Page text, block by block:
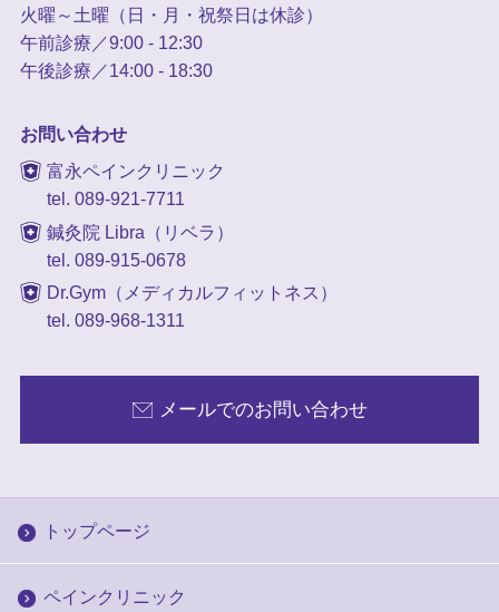
火曜～土曜（日・月・祝祭日は休診）
午前診療／9:00 - 12:30
午後診療／14:00 - 18:30
お問い合わせ
富永ペインクリニック
tel. 089-921-7711
鍼灸院 Libra（リベラ）
tel. 089-915-0678
Dr.Gym（メディカルフィットネス）
tel. 089-968-1311
メールでのお問い合わせ
トップページ
ペインクリニック